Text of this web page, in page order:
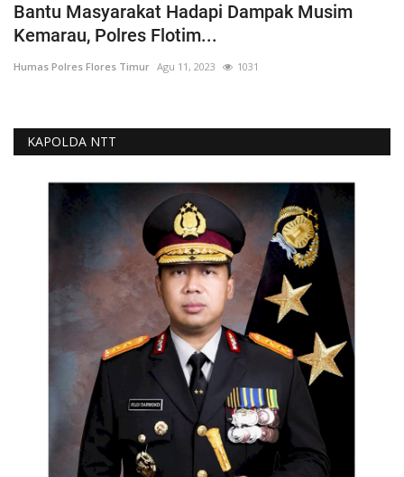
Bantu Masyarakat Hadapi Dampak Musim
Kemarau, Polres Flotim...
Humas Polres Flores Timur Agu 11, 2023 1031
KAPOLDA NTT